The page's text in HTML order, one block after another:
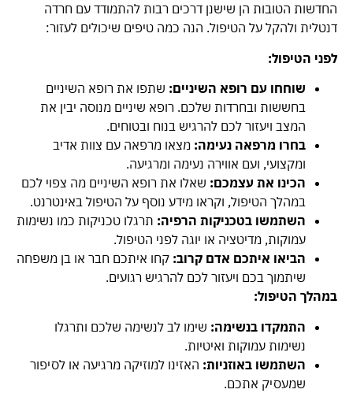
החדשות הטובות הן שישנן דרכים רבות להתמודד עם חרדה
דנטלית ולהקל על הטיפול. הנה כמה טיפים שיכולים לעזור:
לפני הטיפול:
שוחחו עם רופא השיניים: שתפו את רופא השיניים
בחששות ובחרדות שלכם. רופא שיניים מנוסה יבין את
המצב ויעזור לכם להרגיש בנוח ובטוחים.
בחרו מרפאה נעימה: מצאו מרפאה עם צוות אדיב
ומקצועי, ועם אווירה נעימה ומרגיעה.
הכינו את עצמכם: שאלו את רופא השיניים מה צפוי לכם
במהלך הטיפול, וקראו מידע נוסף על הטיפול באינטרנט.
השתמשו בטכניקות הרפיה: תרגלו טכניקות כמו נשימות
עמוקות, מדיטציה או יוגה לפני הטיפול.
הביאו איתכם אדם קרוב: קחו איתכם חבר או בן משפחה
שיתמוך בכם ויעזור לכם להרגיש רגועים.
במהלך הטיפול:
התמקדו בנשימה: שימו לב לנשימה שלכם ותרגלו
נשימות עמוקות ואיטיות.
השתמשו באוזניות: האזינו למוזיקה מרגיעה או לסיפור
שמעסיק אתכם.